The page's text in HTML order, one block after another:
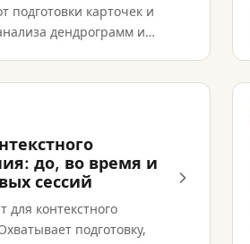
подготовки карточек и
дендрограмм и
до, во время и
сессий
для контекстного
подготовку,